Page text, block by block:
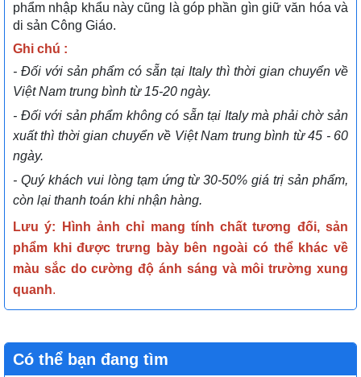
phẩm nhập khẩu này cũng là góp phần gìn giữ văn hóa và
di sản Công Giáo.
Ghi chú :
- Đối với sản phẩm có sẵn tại Italy thì thời gian chuyển về
Việt Nam trung bình từ 15-20 ngày.
- Đối với sản phẩm không có sẵn tại Italy mà phải chờ sản
xuất thì thời gian chuyển về Việt Nam trung bình từ 45 - 60
ngày.
- Quý khách vui lòng tạm ứng từ 30-50% giá trị sản phẩm,
còn lại thanh toán khi nhận hàng.
Lưu ý: Hình ảnh chỉ mang tính chất tương đối, sản
phẩm khi được trưng bày bên ngoài có thể khác về
màu sắc do cường độ ánh sáng và môi trường xung
quanh.
Có thể bạn đang tìm